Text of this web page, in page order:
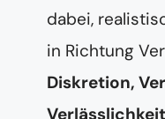
dabei,
in Richtung
Diskretion,
Verlässlichkeit